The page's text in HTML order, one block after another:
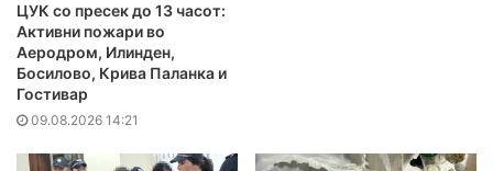
ЦУК со пресек до 13 часот:
Активни пожари во
Аеродром, Илинден,
Босилово, Крива Паланка и
Гостивар
09.08.2026 14:21